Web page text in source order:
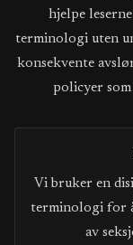
hjelpe
terminologi uten
konsekvente
policyer
Vi bruker en
terminologi for
av